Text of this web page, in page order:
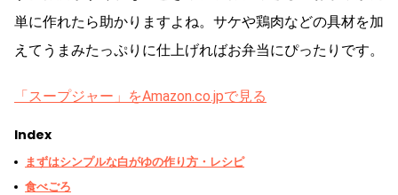
単に作れたら助かりますよね。サケや鶏肉などの具材を加
えてうまみたっぷりに仕上げればお弁当にぴったりです。
「スープジャー」をAmazon.co.jpで見る
Index
まずはシンプルな白がゆの作り方・レシピ
食べごろ